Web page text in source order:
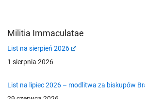
Militia Immaculatae
List na sierpień 2026
1 sierpnia 2026
List na lipiec 2026 – modlitwa za biskupów